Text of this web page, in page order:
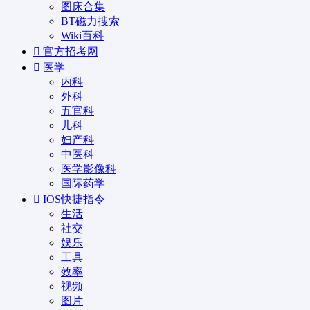
图床合集
BT磁力搜索
Wiki百科
官方招考网
医学
内科
外科
五官科
儿科
妇产科
中医科
医学影像科
国际药学
IOS快捷指令
生活
社交
娱乐
工具
效率
视频
图片